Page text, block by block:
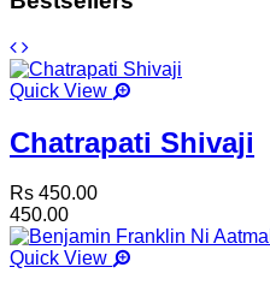
Quick View
Chatrapati Shivaji
Rs 450.00
450.00
Quick View